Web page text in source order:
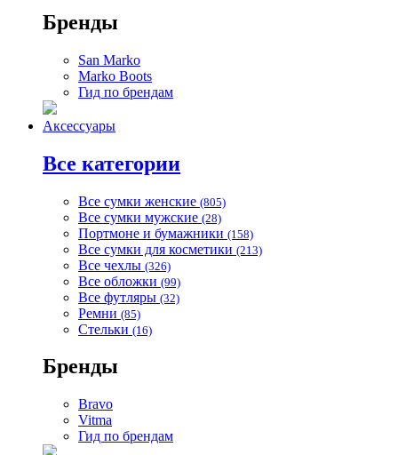
Бренды
San Marko
Marko Boots
Гид по брендам
Аксессуары
Все категории
Все сумки женские (805)
Все сумки мужские (28)
Портмоне и бумажники (158)
Все сумки для косметики (213)
Все чехлы (326)
Все обложки (99)
Все футляры (32)
Ремни (85)
Стельки (16)
Бренды
Bravo
Vitma
Гид по брендам